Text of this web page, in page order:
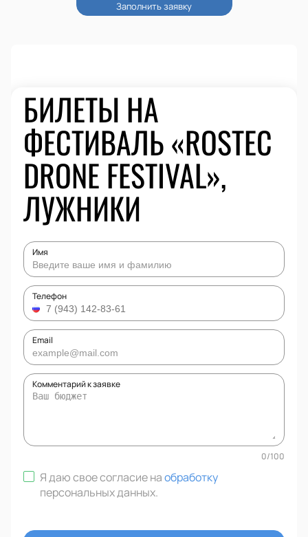
БИЛЕТЫ НА
ФЕСТИВАЛЬ «ROSTEC
DRONE FESTIVAL»,
ЛУЖНИКИ
Имя
Телефон
Email
Комментарий к заявке
0/100
Я даю свое согласие наобработку
персональных данных.